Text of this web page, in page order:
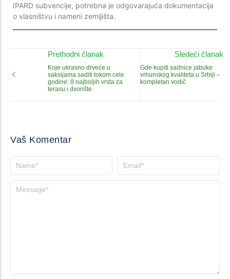
IPARD subvencije, potrebna je odgovarajuća dokumentacija
o vlasništvu i nameni zemljišta.
Prethodni članak
Koje ukrasno drveće u
saksijama saditi tokom cele
godine: 8 najboljih vrsta za
terasu i dvorište
Sledeći članak
Gde kupiti sadnice jabuke
vrhunskog kvaliteta u Srbiji –
kompletan vodič
Vaš Komentar